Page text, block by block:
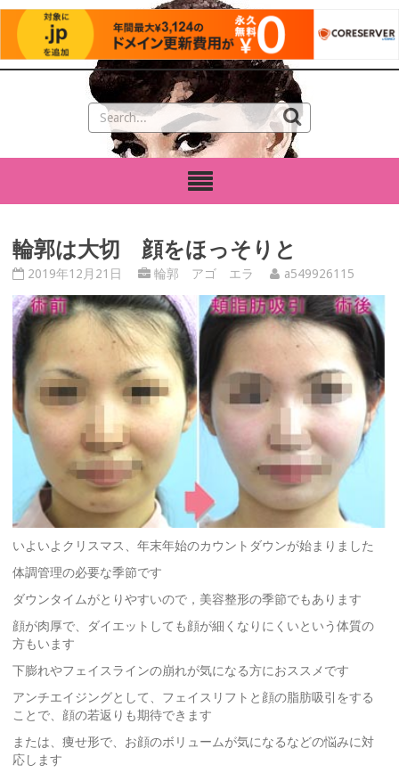
輪郭は大切 顔をほっそりと
2019年12月21日 輪郭 アゴ エラ a549926115
いよいよクリスマス、年末年始のカウントダウンが始まりました
体調管理の必要な季節です
ダウンタイムがとりやすいので，美容整形の季節でもあります
顔が肉厚で、ダイエットしても顔が細くなりにくいという体質の
方もいます
下膨れやフェイスラインの崩れが気になる方におススメです
アンチエイジングとして、フェイスリフトと顔の脂肪吸引をする
ことで、顔の若返りも期待できます
または、痩せ形で、お顔のボリュームが気になるなどの悩みに対
応します